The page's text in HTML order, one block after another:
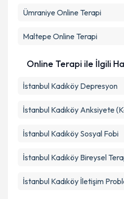
Ümraniye Online Terapi
Maltepe Online Terapi
Online Terapi ile İlgili
İstanbul Kadıköy Depresyon
İstanbul Kadıköy Anksiyete
İstanbul Kadıköy Sosyal Fobi
İstanbul Kadıköy Bireysel
İstanbul Kadıköy İletişim